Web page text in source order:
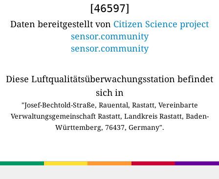
[46597]
Daten bereitgestellt von Citizen Science project
sensor.community
sensor.community
Diese Luftqualitätsüberwachungsstation befindet
sich in
"Josef-Bechtold-Straße, Rauental, Rastatt, Vereinbarte
Verwaltungsgemeinschaft Rastatt, Landkreis Rastatt, Baden-
Württemberg, 76437, Germany".